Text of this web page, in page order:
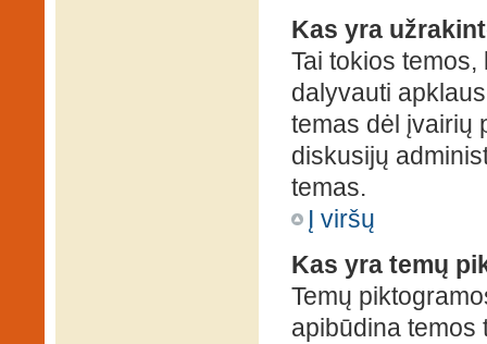
Kas yra
Tai tokios
dalyvauti
temas dėl įvairių
diskusijų
temas.
Į viršų
Kas yra temų
Temų
apibūdina temos